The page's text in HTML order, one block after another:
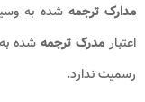
مدارک ترجمه شده به
اعتبار مدرک ترجمهشده
رسمیت ندارد.